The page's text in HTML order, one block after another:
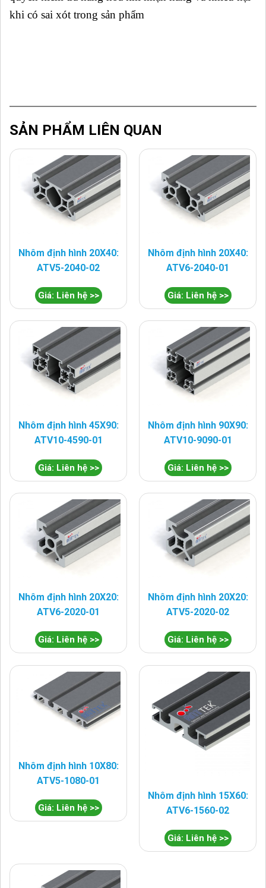
khi có sai xót trong sản phẩm
SẢN PHẨM LIÊN QUAN
Nhôm định hình 20X40:
ATV5-2040-02
Giá: Liên hệ >>
Nhôm định hình 20X40:
ATV6-2040-01
Giá: Liên hệ >>
Nhôm định hình 45X90:
ATV10-4590-01
Giá: Liên hệ >>
Nhôm định hình 90X90:
ATV10-9090-01
Giá: Liên hệ >>
Nhôm định hình 20X20:
ATV6-2020-01
Giá: Liên hệ >>
Nhôm định hình 20X20:
ATV5-2020-02
Giá: Liên hệ >>
Nhôm định hình 10X80:
ATV5-1080-01
Giá: Liên hệ >>
Nhôm định hình 15X60:
ATV6-1560-02
Giá: Liên hệ >>